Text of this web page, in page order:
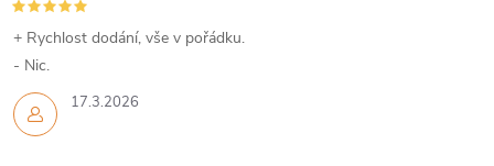
k
y
v
17.3.2026
+ Rychlost dodání, vše v pořádku.
- Nic.